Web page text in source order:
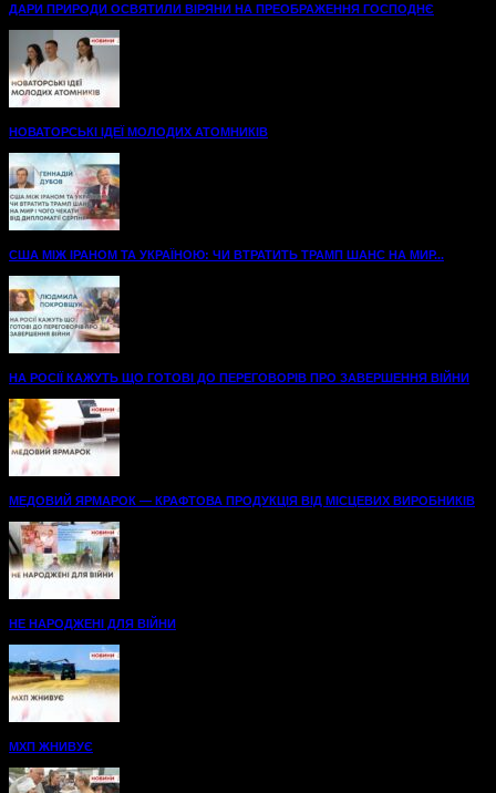
ДАРИ ПРИРОДИ ОСВЯТИЛИ ВІРЯНИ НА ПРЕОБРАЖЕННЯ ГОСПОДНЄ
НОВАТОРСЬКІ ІДЕЇ МОЛОДИХ АТОМНИКІВ
США МІЖ ІРАНОМ ТА УКРАЇНОЮ: ЧИ ВТРАТИТЬ ТРАМП ШАНС НА МИР...
НА РОСІЇ КАЖУТЬ ЩО ГОТОВІ ДО ПЕРЕГОВОРІВ ПРО ЗАВЕРШЕННЯ ВІЙНИ
МЕДОВИЙ ЯРМАРОК — КРАФТОВА ПРОДУКЦІЯ ВІД МІСЦЕВИХ ВИРОБНИКІВ
НЕ НАРОДЖЕНІ ДЛЯ ВІЙНИ
МХП ЖНИВУЄ